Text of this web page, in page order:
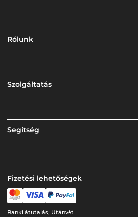
Rólunk
Szolgáltatás
Segítség
Fizetési lehetőségek
Banki átutalás, Utánvét